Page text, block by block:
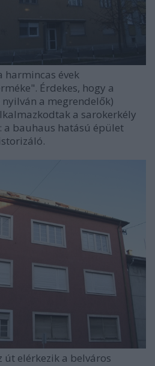
harmincas évek
Érdekes, hogy a
a megrendelők)
a sarokerkély
a bauhaus hatású épület
út elérkezik a belváros